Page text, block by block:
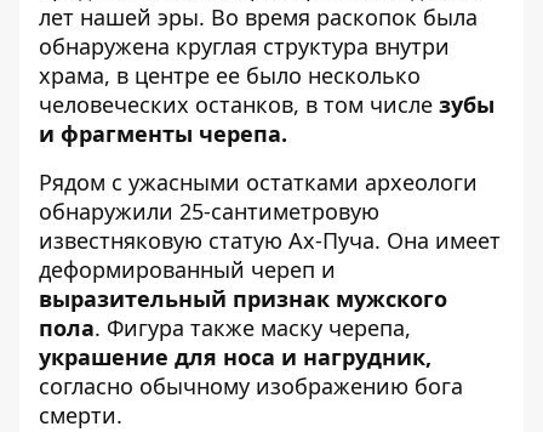
лет нашей эры. Во время раскопок была
обнаружена круглая структура внутри
храма, в центре ее было несколько
человеческих останков, в том числе зубы
и фрагменты черепа.
Рядом с ужасными остатками археологи
обнаружили 25-сантиметровую
известняковую статую Ах-Пуча. Она имеет
деформированный череп и
выразительный признак мужского
пола. Фигура также маску черепа,
украшение для носа и нагрудник,
согласно обычному изображению бога
смерти.